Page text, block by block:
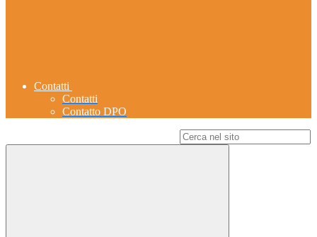
Contatti
Contatti
Contatto DPO